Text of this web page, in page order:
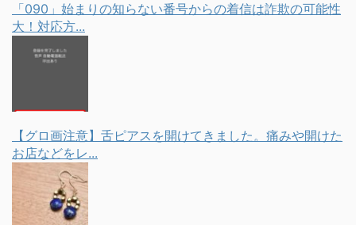
「090」始まりの知らない番号からの着信は詐欺の可能性
大！対応方...
【グロ画注意】舌ピアスを開けてきました。痛みや開けた
お店などをレ...